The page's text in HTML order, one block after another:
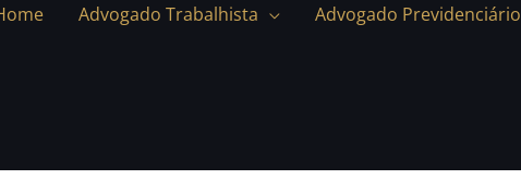
Advogado Trabalhista Advogado Previdenciário